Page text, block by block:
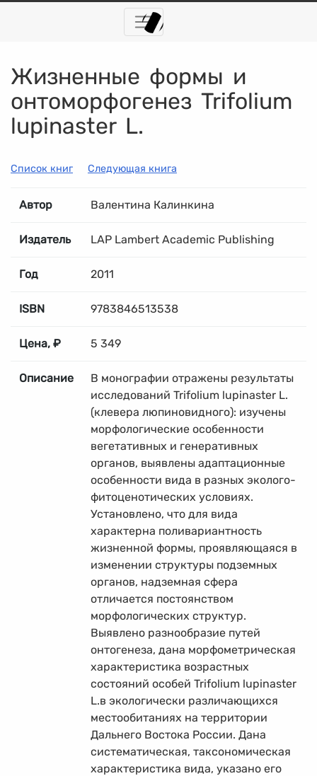
Жизненные формы и
онтоморфогенез Trifolium
lupinaster L.
Список книг Следующая книга
Автор Валентина Калинкина
Издатель LAP Lambert Academic Publishing
Год 2011
ISBN 9783846513538
Цена, ₽ 5 349
Описание
В монографии отражены результаты
исследований Trifolium lupinaster L.
(клевера люпиновидного): изучены
морфологические особенности
вегетативных и генеративных
органов, выявлены адаптационные
особенности вида в разных эколого-
фитоценотических условиях.
Установлено, что для вида
характерна поливариантность
жизненной формы, проявляющаяся в
изменении структуры подземных
органов, надземная сфера
отличается постоянством
морфологических структур.
Выявлено разнообразие путей
онтогенеза, дана морфометрическая
характеристика возрастных
состояний особей Trifolium lupinaster
L.в экологически различающихся
местообитаниях на территории
Дальнего Востока России. Дана
систематическая, таксономическая
характеристика вида, указано его